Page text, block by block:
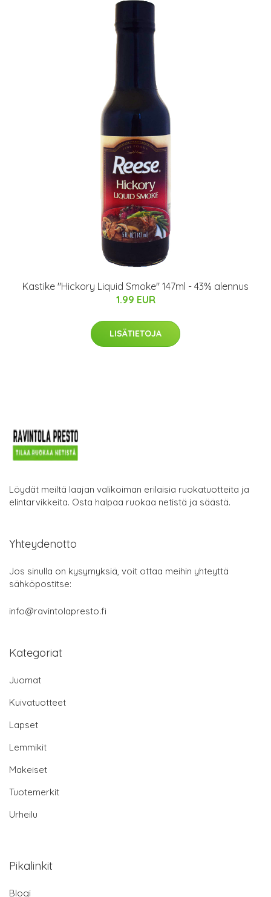
Kastike "Hickory Liquid Smoke" 147ml - 43% alennus
1.99 EUR
LISÄTIETOJA
Löydät meiltä laajan valikoiman erilaisia ruokatuotteita ja
elintarvikkeita. Osta halpaa ruokaa netistä ja säästä.
Yhteydenotto
Jos sinulla on kysymyksiä, voit ottaa meihin yhteyttä
sähköpostitse:
info@ravintolapresto.fi
Kategoriat
Juomat
Kuivatuotteet
Lapset
Lemmikit
Makeiset
Tuotemerkit
Urheilu
Pikalinkit
Blogi